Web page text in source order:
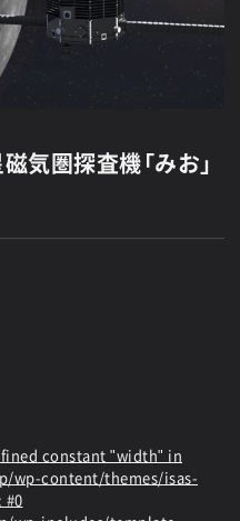
圏探査機「みお」
constant "width" in
wp-content/themes/isas-
#0